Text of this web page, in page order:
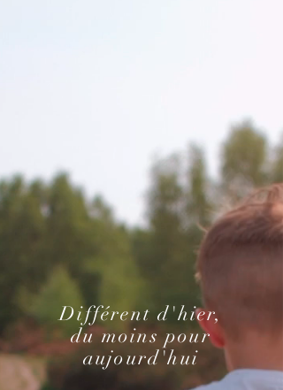
Différent d'hier,
du moins pour
aujourd'hui